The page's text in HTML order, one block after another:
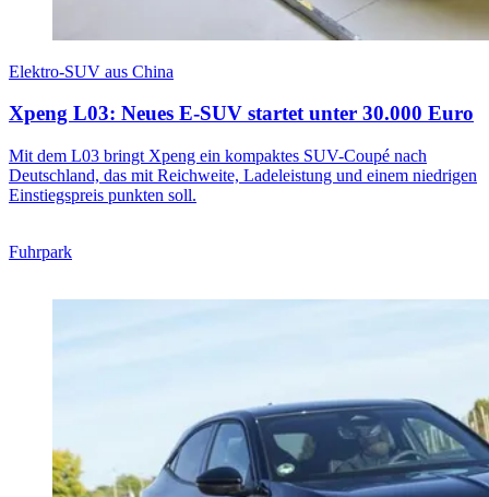
Elektro-SUV aus China
Xpeng L03: Neues E-SUV startet unter 30.000 Euro
Mit dem L03 bringt Xpeng ein kompaktes SUV-Coupé nach
Deutschland, das mit Reichweite, Ladeleistung und einem niedrigen
Einstiegspreis punkten soll.
Fuhrpark